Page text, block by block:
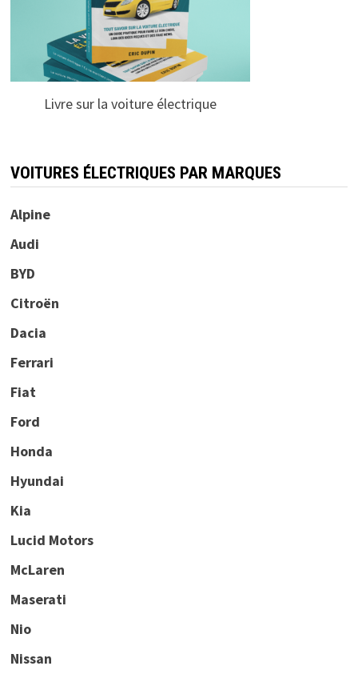
Livre sur la voiture électrique
VOITURES ÉLECTRIQUES PAR MARQUES
Alpine
Audi
BYD
Citroën
Dacia
Ferrari
Fiat
Ford
Honda
Hyundai
Kia
Lucid Motors
McLaren
Maserati
Nio
Nissan